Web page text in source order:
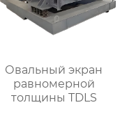
Овальный экран
равномерной
толщины TDLS